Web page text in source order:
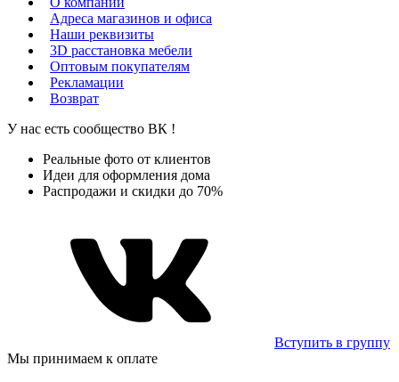
Адреса магазинов и офиса
Наши реквизиты
3D расстановка мебели
Оптовым покупателям
Рекламации
Возврат
У нас есть сообщество ВК !
Реальные фото от клиентов
Идеи для оформления дома
Распродажи и скидки до 70%
Вступить в группу
Мы принимаем к оплате